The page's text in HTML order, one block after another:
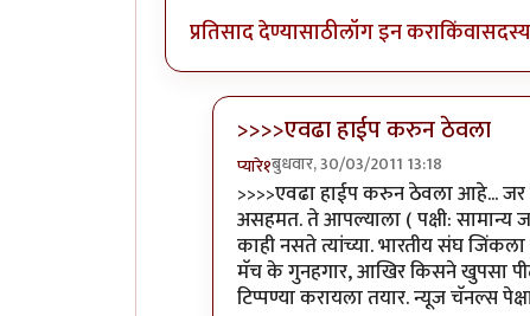
प्रतिसाद देण्यासाठीलॉग इन कराकिंवा
>>>>एवढा हाईप करुन ठेवला
प्यारे१बुधवार, 30/03/2011 13:18
In reply to+१byगणपा
>>>>एवढा हाईप करुन ठेवला आहे...
असहमत. ते आपल्याला ( पक्षी: सामान्य
काही नसते त्यांच्या. भारतीय संघ
मॅच के गुनहगार, आखिर किसने खुपसा
टिप्पण्या करायला तयार. न्यूज